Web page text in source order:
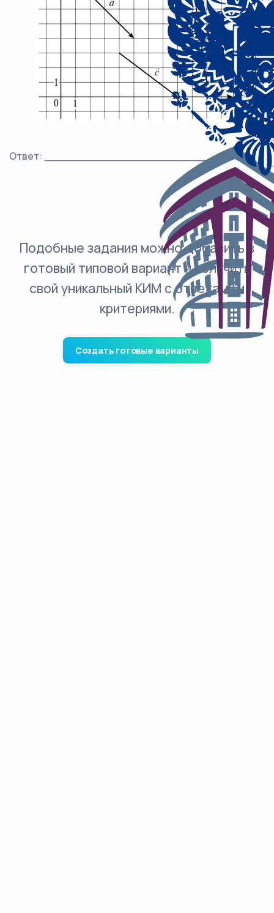
Ответ: ___________________________.
Подобные задания можно добавить в
готовый типовой вариант и получить
свой уникальный КИМ с ответами и
критериями.
Создать готовые варианты